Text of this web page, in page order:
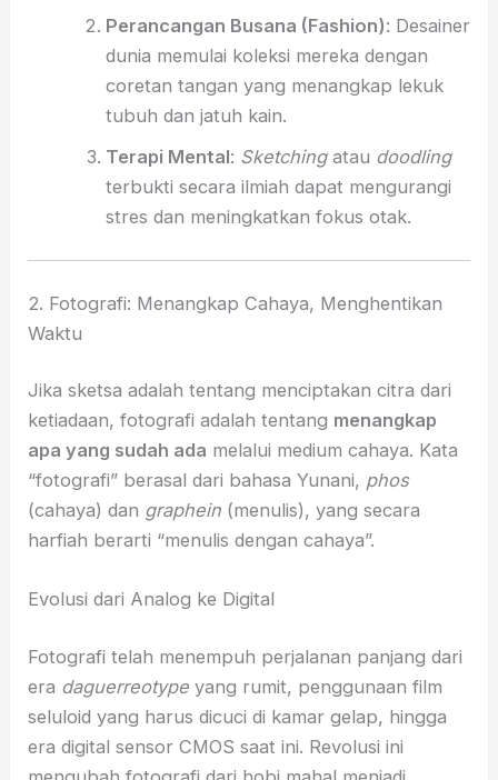
Perancangan Busana (Fashion): Desainer
dunia memulai koleksi mereka dengan
coretan tangan yang menangkap lekuk
tubuh dan jatuh kain.
Terapi Mental: Sketchingatau doodling
terbukti secara ilmiah dapat mengurangi
stres dan meningkatkan fokus otak.
2. Fotografi: Menangkap Cahaya, Menghentikan
Waktu
Jika sketsa adalah tentang menciptakan citra dari
ketiadaan, fotografi adalah tentang menangkap
apa yang sudah ada melalui medium cahaya. Kata
“fotografi” berasal dari bahasa Yunani, phos
(cahaya) dan graphein (menulis), yang secara
harfiah berarti “menulis dengan cahaya”.
Evolusi dari Analog ke Digital
Fotografi telah menempuh perjalanan panjang dari
era daguerreotype yang rumit, penggunaan film
seluloid yang harus dicuci di kamar gelap, hingga
era digital sensor CMOS saat ini. Revolusi ini